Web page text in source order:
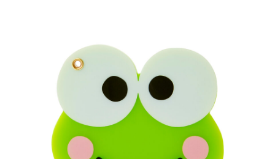
楽しみ方 サービスガイド